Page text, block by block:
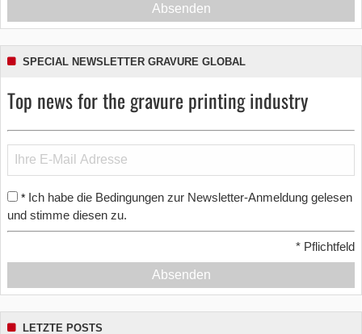
Absenden
SPECIAL NEWSLETTER GRAVURE GLOBAL
Top news for the gravure printing industry
* Ich habe die Bedingungen zur Newsletter-Anmeldung gelesen
und stimme diesen zu.
* Pflichtfeld
Absenden
LETZTE POSTS